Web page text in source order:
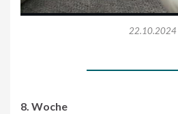
22.10.2024
8. Woche